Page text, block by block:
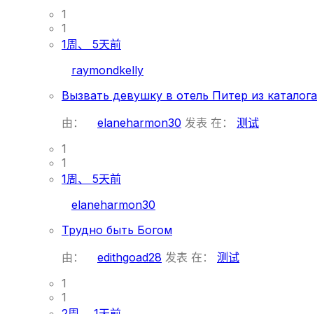
1
1
1周、 5天前
raymondkelly
Вызвать девушку в отель Питер из каталога
由：
elaneharmon30 发表 在： 测试
1
1
1周、 5天前
elaneharmon30
Трудно быть Богом
由：
edithgoad28 发表 在： 测试
1
1